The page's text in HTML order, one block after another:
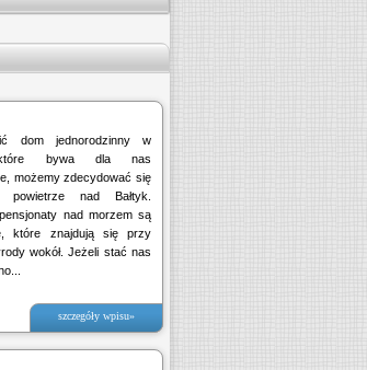
szczegóły wpisu»
dom jednorodzinny w
bywa dla nas
możemy zdecydować się
nad Bałtyk.
nad morzem są
które znajdują się przy
wokół. Jeżeli stać nas